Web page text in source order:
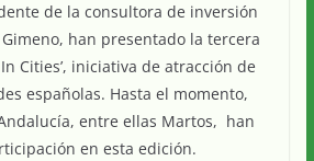
de la consultora de inversión
Gimeno, han presentado la tercera
Cities’, iniciativa de atracción de
españolas. Hasta el momento,
entre ellas Martos, han
en esta edición.